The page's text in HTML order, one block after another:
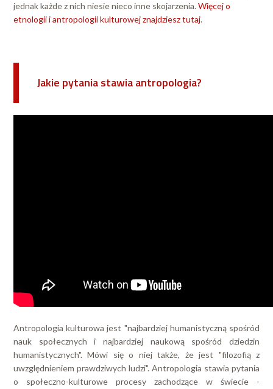
jednak każde z nich niesie nieco inne skojarzenia.Więcej o
etnologii i antropologii kulturowej znajdziesz tutaj.
Jakie pytania stawia antropologia?
Antropologia kulturowa jest "najbardziej humanistyczną spośród
nauk społecznych i najbardziej naukową spośród dziedzin
humanistycznych". Mówi się o niej także, że jest "filozofią z
uwzględnieniem prawdziwych ludzi". Antropologia stawia pytania
o społeczno-kulturowe procesy zachodzące w świecie -